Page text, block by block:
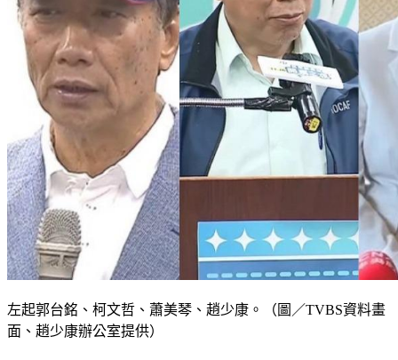
左起郭台銘、柯文哲、蕭美琴、趙少康。（圖／TVBS資料畫
面、趙少康辦公室提供）